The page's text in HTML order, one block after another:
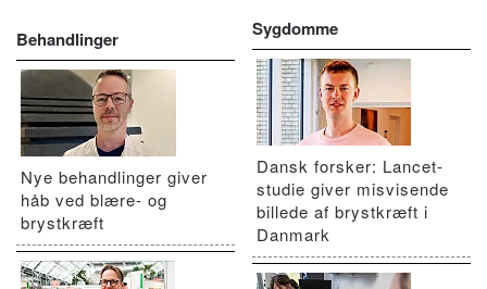
Behandlinger
Nye behandlinger giver
håb ved blære- og
brystkræft
Sygdomme
Dansk forsker: Lancet-
studie giver misvisende
billede af brystkræft i
Danmark